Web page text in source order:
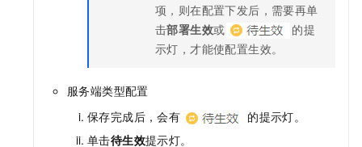
项，则在配置下发后，需要再单
击部署生效或
的提
示灯，才能使配置生效。
服务端类型配置
保存完成后，会有
的提示灯。
单击待生效提示灯。